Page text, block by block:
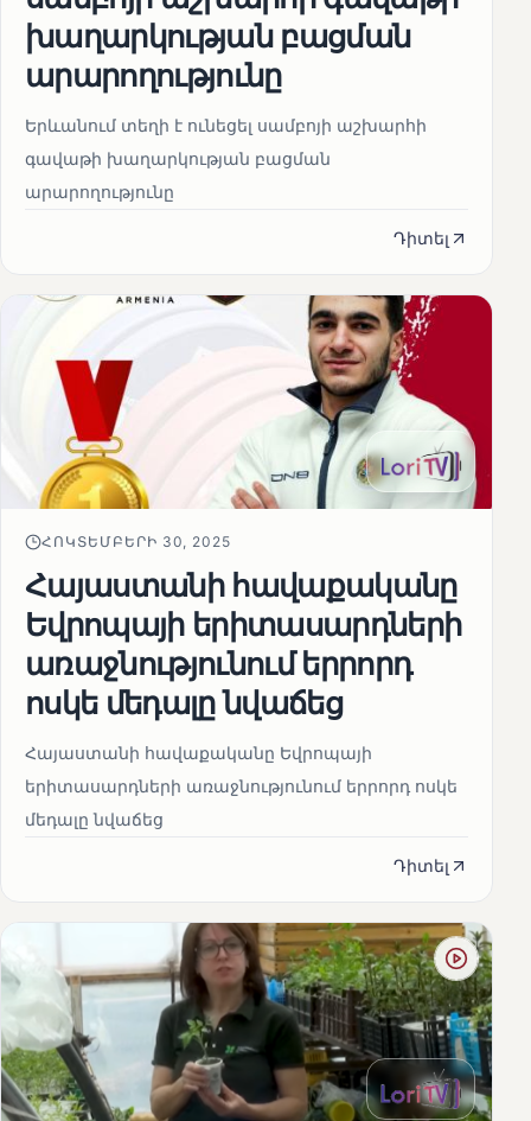
խաղարկության բացման
արարողությունը
Երևանում տեղի է ունեցել սամբոյի աշխարհի
գավաթի խաղարկության բացման
արարողությունը
Դիտել
ՀՈԿՏԵՄԲԵՐԻ 30, 2025
Հայաստանի հավաքականը
Եվրոպայի երիտասարդների
առաջնությունում երրորդ
ոսկե մեդալը նվաճեց
Հայաստանի հավաքականը Եվրոպայի
երիտասարդների առաջնությունում երրորդ ոսկե
մեդալը նվաճեց
Դիտել